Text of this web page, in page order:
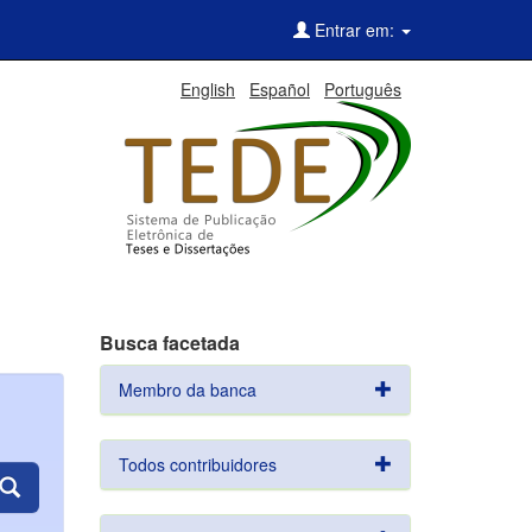
Entrar em:
English Español Português
Busca facetada
Membro da banca
Todos contribuidores